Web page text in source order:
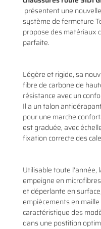
En cochant cette case, vous
présentent une
système de fermeture
propose des matériaux
parfaite.
Légère et rigide, sa
fibre de carbone de
résistance avec un
Il a un talon
pour une marche
est graduée, avec
fixation correcte des
Utilisable toute l'année,
empeigne en
et déperlante en
empiècements en
caractéristique des
dans une postition